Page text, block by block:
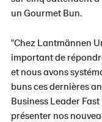
un Gourmet Bun.
"Chez Lantmännen
important de
et nous avons
buns ces dernières
Business Leader
présenter nos